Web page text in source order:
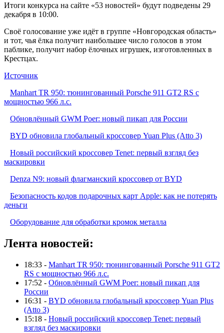
Итоги конкурса на сайте «53 новостей» будут подведены 29
декабря в 10:00.
Своё голосование уже идёт в группе «Новгородская область»
и тот, чья ёлка получит наибольшее число голосов в этом
паблике, получит набор ёлочных игрушек, изготовленных в
Крестцах.
Источник
Manhart TR 950: тюнингованный Porsche 911 GT2 RS с
мощностью 966 л.с.
Обновлённый GWM Poer: новый пикап для России
BYD обновила глобальный кроссовер Yuan Plus (Atto 3)
Новый российский кроссовер Tenet: первый взгляд без
маскировки
Denza N9: новый флагманский кроссовер от BYD
Безопасность кодов подарочных карт Apple: как не потерять
деньги
Оборудование для обработки кромок металла
Лента новостей:
18:33 - Manhart TR 950: тюнингованный Porsche 911 GT2
RS с мощностью 966 л.с.
17:52 - Обновлённый GWM Poer: новый пикап для
России
16:31 - BYD обновила глобальный кроссовер Yuan Plus
(Atto 3)
15:18 - Новый российский кроссовер Tenet: первый
взгляд без маскировки